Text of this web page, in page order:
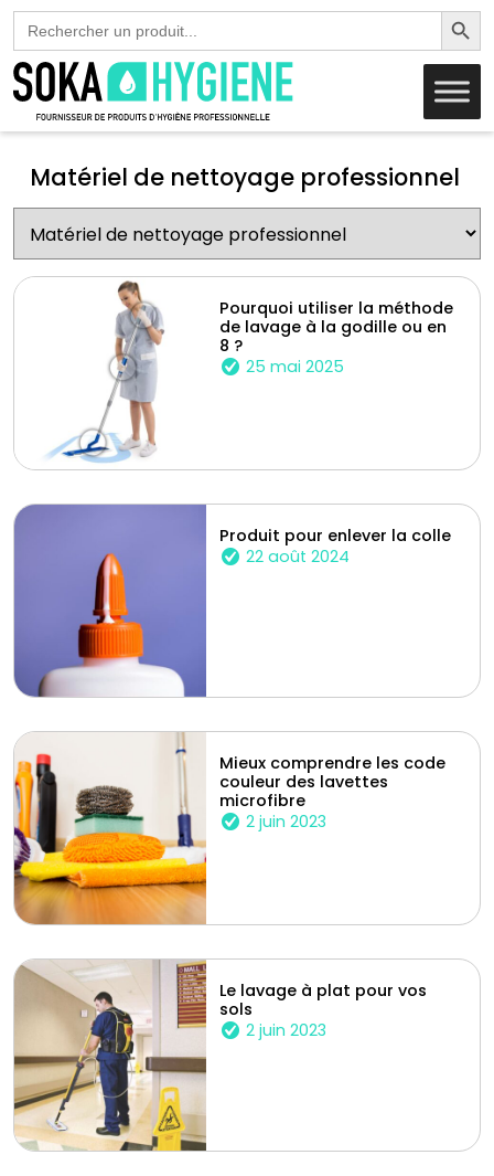
Search
for:
Search
Matériel de nettoyage professionnel
Pourquoi utiliser la méthode
de lavage à la godille ou en
8 ?
25 mai 2025
Produit pour enlever la colle
22 août 2024
Mieux comprendre les code
couleur des lavettes
microfibre
2 juin 2023
Le lavage à plat pour vos
sols
2 juin 2023